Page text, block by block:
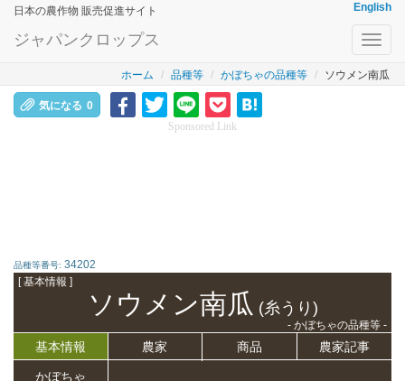
日本の農作物 販売促進サイト English
ジャパンクロップス
ホーム 品種等 かぼちゃの品種等 ソウメン南瓜
気になる 0
Sponsored Link
品種等番号: 34202
[ 基本情報 ]
ソウメン南瓜 (糸うり)
- かぼちゃの品種等 -
基本情報 農家 商品 農家記事
かぼちゃ